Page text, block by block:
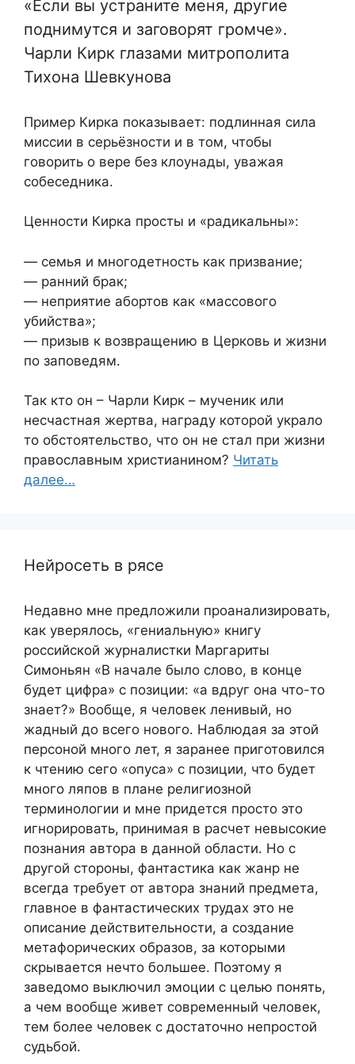
«Если вы устраните меня, другие
поднимутся и заговорят громче».
Чарли Кирк глазами митрополита
Тихона Шевкунова
Пример Кирка показывает: подлинная сила
миссии в серьёзности и в том, чтобы
говорить о вере без клоунады, уважая
собеседника.
Ценности Кирка просты и «радикальны»:
— семья и многодетность как призвание;
— ранний брак;
— неприятие абортов как «массового
убийства»;
— призыв к возвращению в Церковь и жизни
по заповедям.
Так кто он – Чарли Кирк – мученик или
несчастная жертва, награду которой украло
то обстоятельство, что он не стал при жизни
православным христианином? Читать
далее…
Нейросеть в рясе
Недавно мне предложили проанализировать,
как уверялось, «гениальную» книгу
российской журналистки Маргариты
Симоньян «В начале было слово, в конце
будет цифра» с позиции: «а вдруг она что-то
знает?» Вообще, я человек ленивый, но
жадный до всего нового. Наблюдая за этой
персоной много лет, я заранее приготовился
к чтению сего «опуса» с позиции, что будет
много ляпов в плане религиозной
терминологии и мне придется просто это
игнорировать, принимая в расчет невысокие
познания автора в данной области. Но с
другой стороны, фантастика как жанр не
всегда требует от автора знаний предмета,
главное в фантастических трудах это не
описание действительности, а создание
метафорических образов, за которыми
скрывается нечто большее. Поэтому я
заведомо выключил эмоции с целью понять,
а чем вообще живет современный человек,
тем более человек с достаточно непростой
судьбой.